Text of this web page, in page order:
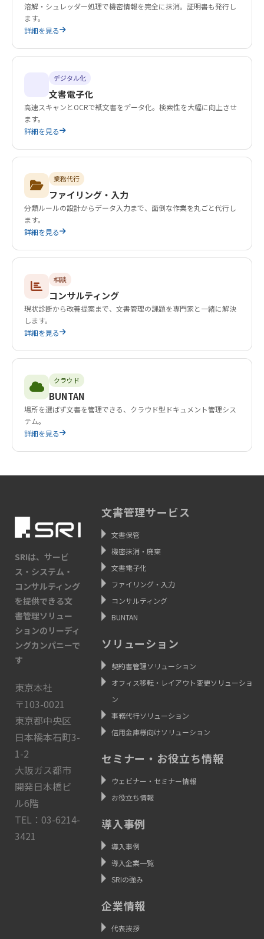
溶解・シュレッダー処理で機密情報を完全に抹消。証明書も発行し
ます。
詳細を見る
デジタル化
文書電子化
高速スキャンとOCRで紙文書をデータ化。検索性を大幅に向上させ
ます。
詳細を見る
業務代行
ファイリング・入力
分類ルールの設計からデータ入力まで、面倒な作業を丸ごと代行し
ます。
詳細を見る
相談
コンサルティング
現状診断から改善提案まで、文書管理の課題を専門家と一緒に解決
します。
詳細を見る
クラウド
BUNTAN
場所を選ばず文書を管理できる、クラウド型ドキュメント管理シス
テム。
詳細を見る
SRIは、サービ
ス・システム・
コンサルティング
を提供できる文
書管理ソリュー
ションのリーディ
ングカンパニーで
す
東京本社
〒103-0021
東京都中央区
日本橋本石町3-
1-2
大阪ガス都市
開発日本橋ビ
ル6階
TEL：03-6214-
3421
文書管理サービス
文書保管
機密抹消・廃棄
文書電子化
ファイリング・入力
コンサルティング
BUNTAN
ソリューション
契約書管理ソリューション
オフィス移転・レイアウト変更ソリューショ
ン
事務代行ソリューション
信用金庫様向けソリューション
セミナー・お役立ち情報
ウェビナー・セミナー情報
お役立ち情報
導入事例
導入事例
導入企業一覧
SRIの強み
企業情報
代表挨拶